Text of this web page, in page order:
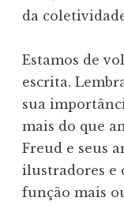
da
Estamos de
escrita.
sua
mais do que
Freud e seus
ilustradores e
função mais